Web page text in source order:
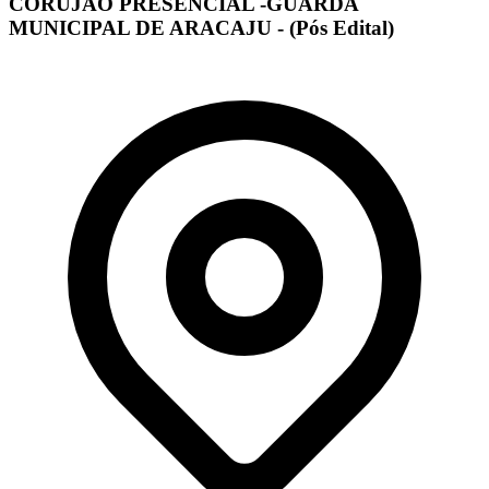
MUNICIPAL DE ARACAJU - (Pós Edital)